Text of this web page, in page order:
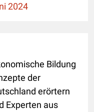
2024
Bildung
der
erörtern
Experten aus